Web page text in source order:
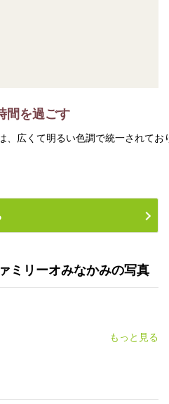
間を過ごす
広くて明るい色調で統一されてお
ミリーオみなかみの写真
もっと見る